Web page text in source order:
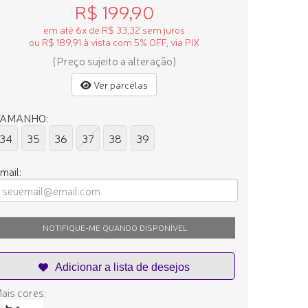
R$ 199,90
em até 6x de R$ 33,32 sem juros
ou R$ 189,91 à vista com 5% OFF, via PIX
(Preço sujeito a alteração)
Ver parcelas
34
35 36 37 38 39
NOTIFIQUE-ME QUANDO DISPONÍVEL
cores: